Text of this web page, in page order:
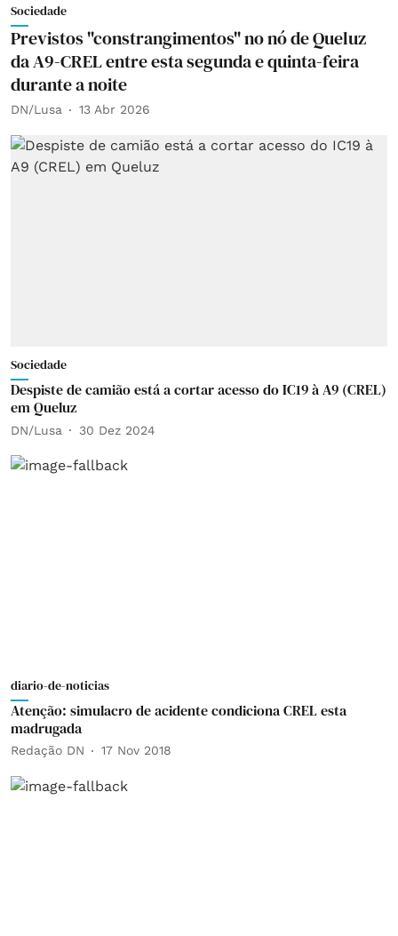
Sociedade
Previstos "constrangimentos" no nó de Queluz
da A9-CREL entre esta segunda e quinta-feira
durante a noite
DN/Lusa 13 Abr 2026
Sociedade
Despiste de camião está a cortar acesso do IC19 à A9 (CREL)
em Queluz
DN/Lusa 30 Dez 2024
diario-de-noticias
Atenção: simulacro de acidente condiciona CREL esta
madrugada
Redação DN 17 Nov 2018